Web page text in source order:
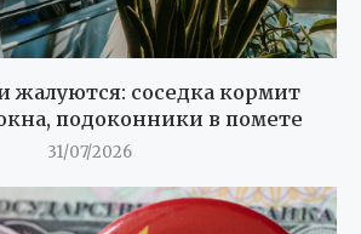
жалуются: соседка кормит
подоконники в помете
31/07/2026